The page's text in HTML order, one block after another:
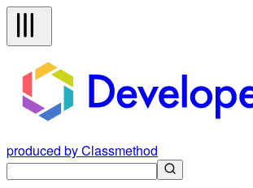
produced by Classmethod